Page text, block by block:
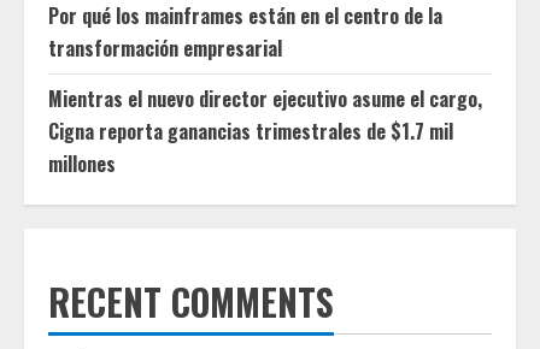
Por qué los mainframes están en el centro de la
transformación empresarial
Mientras el nuevo director ejecutivo asume el cargo,
Cigna reporta ganancias trimestrales de $1.7 mil
millones
RECENT COMMENTS